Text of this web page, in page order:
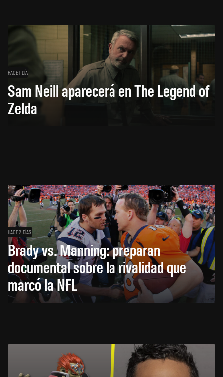
HACE 1 DÍA
Sam Neill aparecerá en The Legend of
Zelda
HACE 2 DÍAS
Brady vs. Manning: preparan
documental sobre la rivalidad que
marcó la NFL